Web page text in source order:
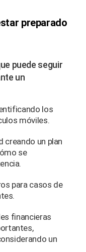
preparado
puede seguir
un
los
móviles.
creando un plan
se
para casos de
financieras
un